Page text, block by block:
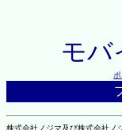
モバ
株式会社ノジマ及び株式会社ノ